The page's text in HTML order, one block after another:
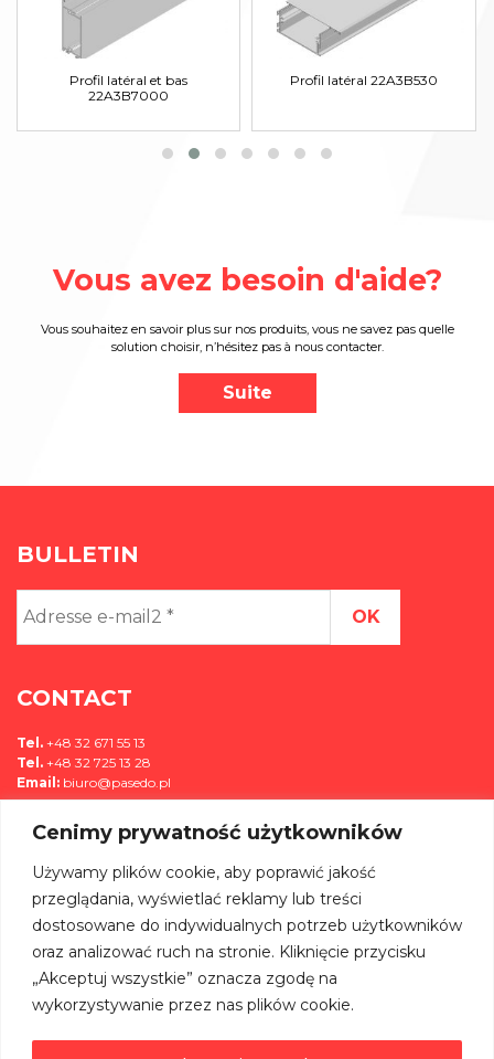
Cenimy prywatność użytkowników
Używamy plików cookie, aby poprawić jakość
przeglądania, wyświetlać reklamy lub treści
dostosowane do indywidualnych potrzeb użytkowników
oraz analizować ruch na stronie. Kliknięcie przycisku
„Akceptuj wszystkie” oznacza zgodę na
wykorzystywanie przez nas plików cookie.
Profil latéral et bas
22A3B7000
Profil latéral 22A3B530
Vous avez besoin d'aide?
Vous souhaitez en savoir plus sur nos produits, vous ne savez pas quelle
solution choisir, n’hésitez pas à nous contacter.
Suite
BULLETIN
e-
mail2
CONTACT
Tel. +48 32 671 55 13
Tel. +48 32 725 13 28
Email: biuro@pasedo.pl
ul. Przemysłowa 11
MÉDIAS
REJOIGNEZ-NOUS SUR: